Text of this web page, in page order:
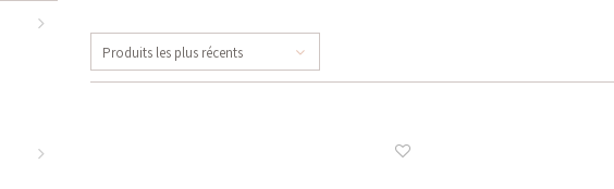
Produits les plus récents